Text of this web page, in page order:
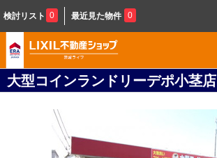
検討リスト 0 最近見た物件 0
大型コインランドリーデポ小茎店